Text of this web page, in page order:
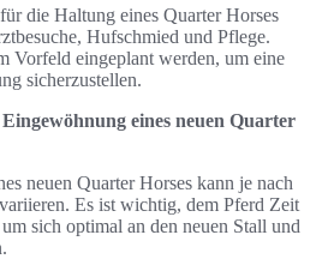
die Haltung eines Quarter Horses
Hufschmied und Pflege.
Vorfeld eingeplant werden, um eine
sicherzustellen.
eines neuen Quarter
neuen Quarter Horses kann je nach
Es ist wichtig, dem Pferd Zeit
sich optimal an den neuen Stall und